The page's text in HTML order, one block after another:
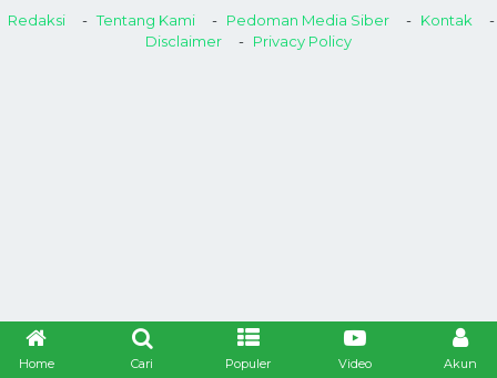
Home Cari Populer Video Akun
Redaksi Tentang Kami Pedoman Media Siber
Kontak
Disclaimer
Privacy Policy